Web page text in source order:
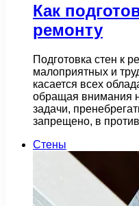
Как
ремонту
Подготовка стен к
малоприятных и
касается всех
обращая внимания
задачи,
запрещено, в
Стены